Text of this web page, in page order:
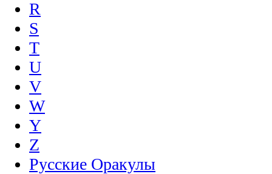
R
S
T
U
V
W
Y
Z
Русские Оракулы